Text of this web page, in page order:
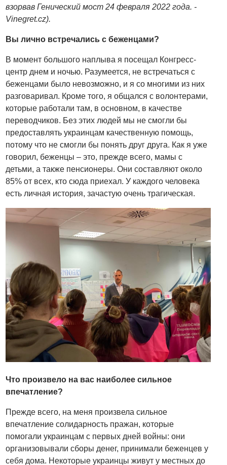
взорвав Генический мост 24 февраля 2022 года. -
Vinegret.cz).
Вы лично встречались с беженцами?
В момент большого наплыва я посещал Конгресс-
центр днем и ночью. Разумеется, не встречаться с
беженцами было невозможно, и я со многими из них
разговаривал. Кроме того, я общался с волонтерами,
которые работали там, в основном, в качестве
переводчиков. Без этих людей мы не смогли бы
предоставлять украинцам качественную помощь,
потому что не смогли бы понять друг друга. Как я уже
говорил, беженцы – это, прежде всего, мамы с
детьми, а также пенсионеры. Они составляют около
85% от всех, кто сюда приехал. У каждого человека
есть личная история, зачастую очень трагическая.
Что произвело на вас наиболее сильное
впечатление?
Прежде всего, на меня произвела сильное
впечатление солидарность пражан, которые
помогали украинцам с первых дней войны: они
организовывали сборы денег, принимали беженцев у
себя дома. Некоторые украинцы живут у местных до